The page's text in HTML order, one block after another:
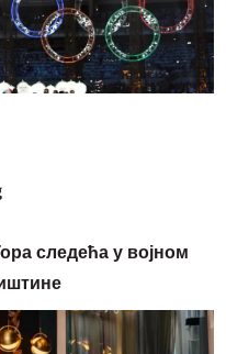
следећа у војном